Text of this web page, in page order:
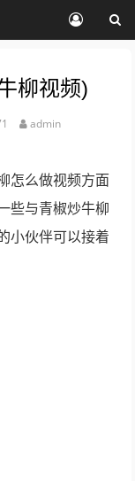
柳视频)
admin
怎么做视频方面
些与青椒炒牛柳
小伙伴可以接着